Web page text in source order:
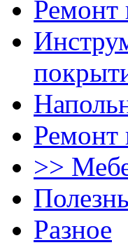
Ремонт
Ремонт
>>
Разное